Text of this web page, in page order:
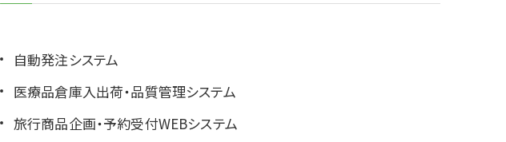
自動発注システム
医療品倉庫入出荷・品質管理システム
旅行商品企画・予約受付WEBシステム